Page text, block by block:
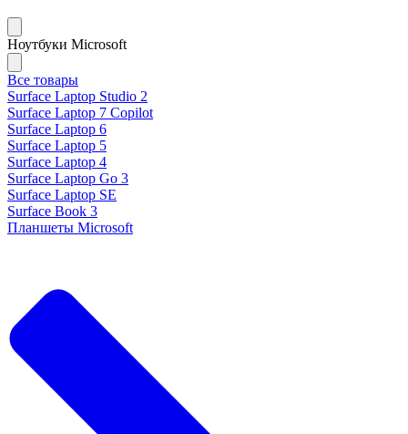
Ноутбуки Microsoft
Все товары
Surface Laptop Studio 2
Surface Laptop 7 Copilot
Surface Laptop 6
Surface Laptop 5
Surface Laptop 4
Surface Laptop Go 3
Surface Laptop SE
Surface Book 3
Планшеты Microsoft